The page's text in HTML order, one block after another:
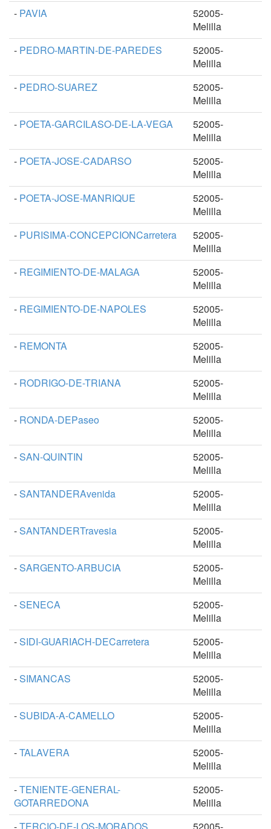
- PAVIA
52005-
Melilla
- PEDRO-MARTIN-DE-PAREDES
52005-
Melilla
- PEDRO-SUAREZ
52005-
Melilla
- POETA-GARCILASO-DE-LA-VEGA
52005-
Melilla
- POETA-JOSE-CADARSO
52005-
Melilla
- POETA-JOSE-MANRIQUE
52005-
Melilla
- PURISIMA-CONCEPCIONCarretera
52005-
Melilla
- REGIMIENTO-DE-MALAGA
52005-
Melilla
- REGIMIENTO-DE-NAPOLES
52005-
Melilla
- REMONTA
52005-
Melilla
- RODRIGO-DE-TRIANA
52005-
Melilla
- RONDA-DEPaseo
52005-
Melilla
-SAN-QUINTIN
52005-
Melilla
-SANTANDERAvenida
52005-
Melilla
-SANTANDERTravesia
52005-
Melilla
-SARGENTO-ARBUCIA
52005-
Melilla
-SENECA
52005-
Melilla
-SIDI-GUARIACH-DECarretera
52005-
Melilla
-SIMANCAS
52005-
Melilla
-SUBIDA-A-CAMELLO
52005-
Melilla
-TALAVERA
52005-
Melilla
-TENIENTE-GENERAL-
GOTARREDONA
52005-
Melilla